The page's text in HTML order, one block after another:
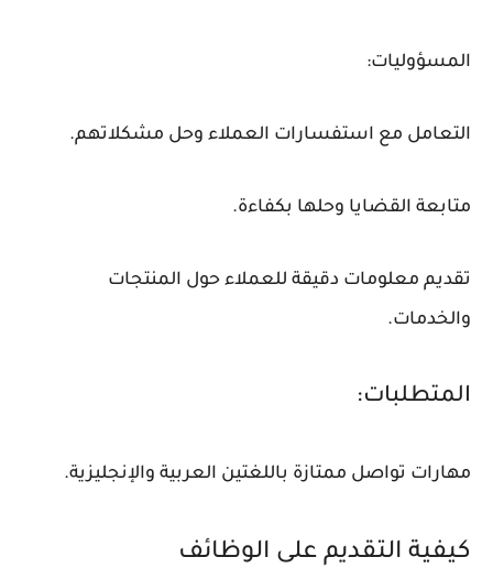
المسؤوليات:
التعامل مع استفسارات العملاء وحل مشكلاتهم.
متابعة القضايا وحلها بكفاءة.
تقديم معلومات دقيقة للعملاء حول المنتجات
والخدمات.
المتطلبات:
مهارات تواصل ممتازة باللغتين العربية والإنجليزية.
كيفية التقديم على الوظائف